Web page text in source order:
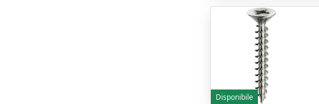
Disponibile